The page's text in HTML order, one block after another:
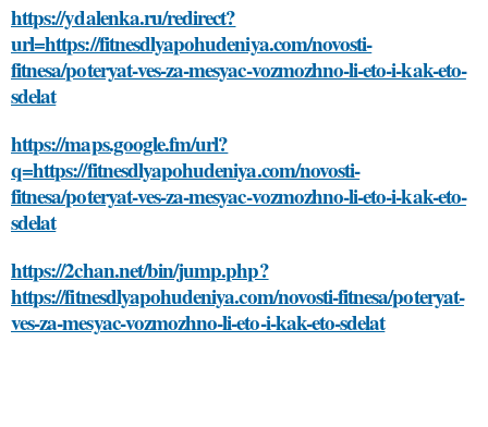
https://ydalenka.ru/redirect?
url=https://fitnesdlyapohudeniya.com/novosti-
fitnesa/poteryat-ves-za-mesyac-vozmozhno-li-eto-i-kak-eto-
sdelat
https://maps.google.fm/url?
q=https://fitnesdlyapohudeniya.com/novosti-
fitnesa/poteryat-ves-za-mesyac-vozmozhno-li-eto-i-kak-eto-
sdelat
https://2chan.net/bin/jump.php?
https://fitnesdlyapohudeniya.com/novosti-fitnesa/poteryat-
ves-za-mesyac-vozmozhno-li-eto-i-kak-eto-sdelat